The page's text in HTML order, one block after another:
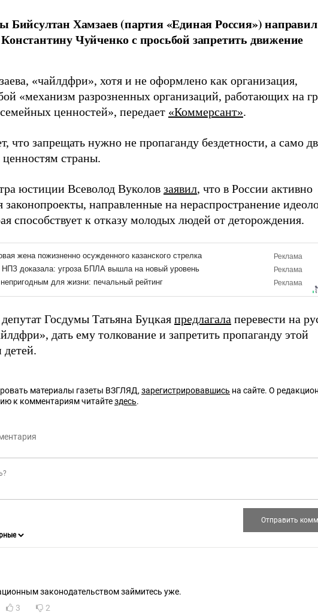
Бийсултан Хамзаев (партия «Единая Россия»)
Чуйченко с просьбой запретить движение
«чайлдфри», хотя и не оформлено как организация,
«механизм разрозненных организаций, работающих на
ценностей», передает «Коммерсант».
что запрещать нужно не пропаганду бездетности, а само
страны.
юстиции Всеволод Вуколов заявил, что в России активно
законопроекты, направленные на нераспространение
способствует к отказу молодых людей от деторождения.
Госдумы Татьяна Буцкая предлагала перевести на
дать ему толкование и запретить пропаганду этой
детей.
материалы газеты ВЗГЛЯД,зарегистрировавшись на сайте. О
к комментариям читайтездесь.
законодательством займитесь уже.
3 2